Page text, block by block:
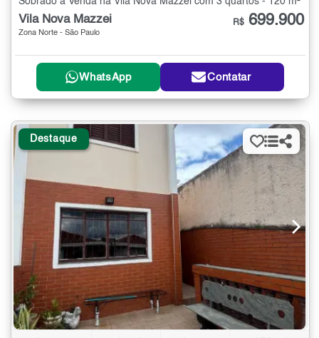
Vila Nova Mazzei
Zona Norte - São Paulo
R$ 699.900
WhatsApp Contatar
Destaque